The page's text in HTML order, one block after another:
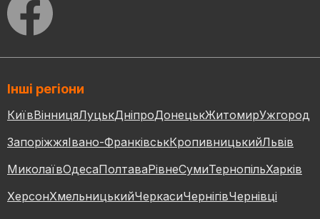
Інші регіони
КиївВінницяЛуцькДніпроДонецькЖитомирУжгород
ЗапоріжжяІвано-ФранківськКропивницькийЛьвів
МиколаївОдесаПолтаваРівнеСумиТернопільХарків
ХерсонХмельницькийЧеркасиЧернігівЧернівці